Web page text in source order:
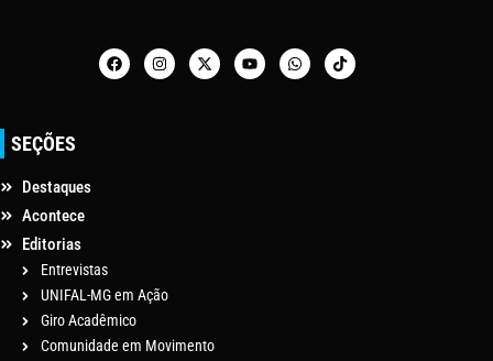
SEÇÕES
Destaques
Acontece
Editorias
Entrevistas
UNIFAL-MG em Ação
Giro Acadêmico
Comunidade em Movimento